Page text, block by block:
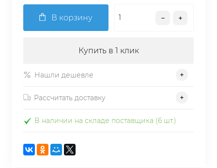
В корзину
Купить в 1 клик
Нашли дешевле
Рассчитать доставку
В наличии на складе поставщика (6 шт.)